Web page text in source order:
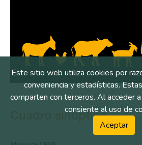
Cuadro sinóptico
Este sitio web utiliza cookies por
conveniencia y estadísticas.
comparten con terceros. Al acceder
consiente al uso de
Aceptar